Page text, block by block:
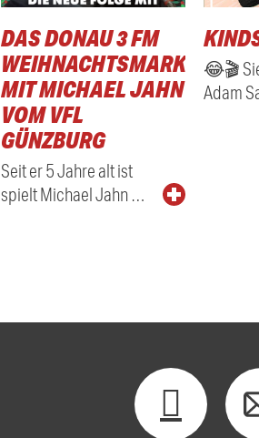
DAS DONAU 3 FM
WEIHNACHTSMARKTRADIO
MIT MICHAEL JAHN
VOM VFL
GÜNZBURG
Seit er 5 Jahre alt ist
spielt Michael Jahn …
😂🎬
Adam